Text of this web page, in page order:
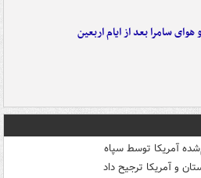
سامرا بعد از ایام اربعین
آمریکا توسط سپاه
و آمریکا ترجیح داد